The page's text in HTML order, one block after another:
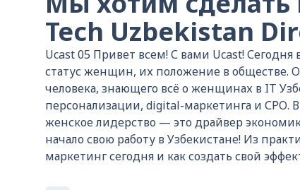
Tech Uzbekistan
Ucast 05 Привет всем! С вами Ucast!
статус женщин, их положение в обществе.
человека, знающего всё о женщинах в IT
персонализации, digital-маркетинга и СРО.
женское лидерство — это драйвер
начало свою работу в Узбекистане! Из
маркетинг сегодня и как создать свой